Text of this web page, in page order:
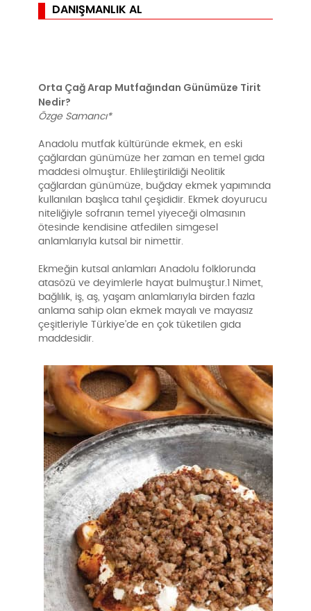
DANIŞMANLIK AL
Orta Çağ Arap Mutfağından Günümüze Tirit
Nedir?
Özge Samancı*
Anadolu mutfak kültüründe ekmek, en eski
çağlardan günümüze her zaman en temel gıda
maddesi olmuştur. Ehlileştirildiği Neolitik
çağlardan günümüze, buğday ekmek yapımında
kullanılan başlıca tahıl çeşididir. Ekmek doyurucu
niteliğiyle sofranın temel yiyeceği olmasının
ötesinde kendisine atfedilen simgesel
anlamlarıyla kutsal bir nimettir.
Ekmeğin kutsal anlamları Anadolu folklorunda
atasözü ve deyimlerle hayat bulmuştur.1 Nimet,
bağlılık, iş, aş, yaşam anlamlarıyla birden fazla
anlama sahip olan ekmek mayalı ve mayasız
çeşitleriyle Türkiye’de en çok tüketilen gıda
maddesidir.